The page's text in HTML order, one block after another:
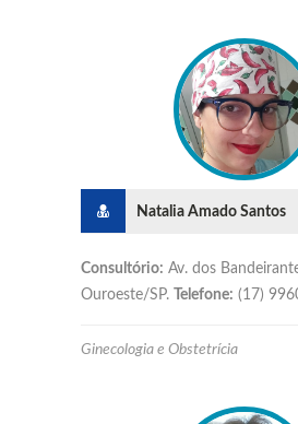
Natalia Amado Santos
Consultório: Av. dos
Ouroeste/SP.
Telefone: (17)
Ginecologia e Obstetrícia